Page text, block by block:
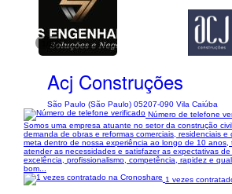
1/3
Acj Construções
São Paulo (São Paulo) 05207-090 Vila Caiúba
Número de telefone
Somos uma empresa atuante no setor da construção
demanda de obras e reformas comerciais, residenciais e
meta dentro de nossa experiência ao longo de 10 anos,
atender as necessidades e satisfazer as expectativas
excelência, profissionalismo, competência, rapidez e
bom...
1 vezes